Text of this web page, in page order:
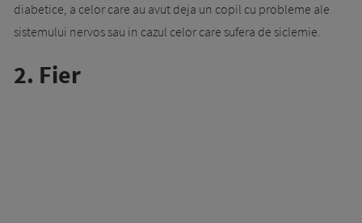
diabetice, a celor care au avut deja un copil cu probleme ale
sistemului nervos sau in cazul celor care sufera de siclemie.
2. Fier